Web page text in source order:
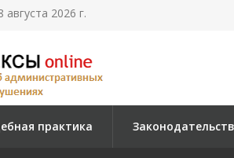
2026 г.
практика